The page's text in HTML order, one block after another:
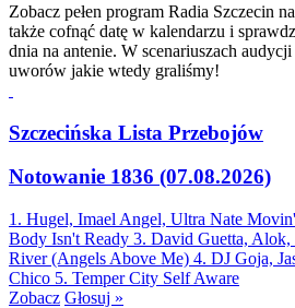
Zobacz pełen program Radia Szczecin
także cofnąć datę w kalendarzu i
dnia na antenie. W scenariuszach
uworów jakie wtedy graliśmy!
Szczecińska Lista Przebojów
Notowanie 1836 (07.08.2026)
1. Hugel, Imael Angel, Ultra Nate
Body Isn't Ready 3. David Guetta, Alok,
River (Angels Above Me) 4. DJ Goja,
Chico 5. Temper City Self Aware
Zobacz Głosuj »